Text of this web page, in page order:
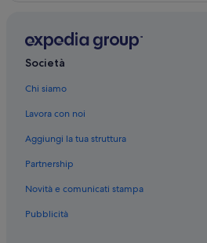
Alghero: Safari/Tende arredate
Alghero: Aparthotel
Alghero: Complessi di appartamenti
Alghero: Campeggi
Alghero: Capsule Hotel
Società
Chi siamo
Lavora con noi
Aggiungi la tua struttura
Partnership
Novità e comunicati stampa
Pubblicità